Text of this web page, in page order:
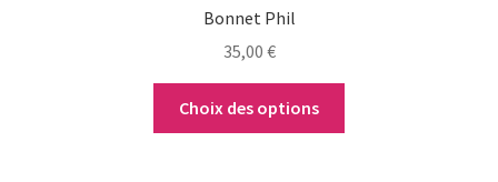
Bonnet Phil
35,00 €
Choix des options
produit